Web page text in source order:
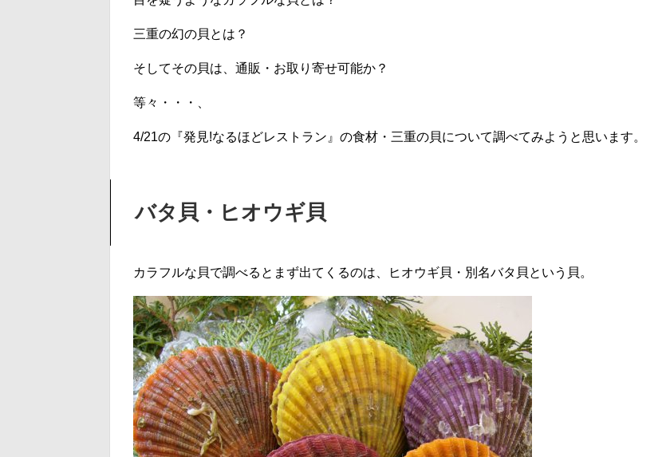
三重の幻の貝とは？
そしてその貝は、通販・お取り寄せ可能か？
等々・・・、
4/21の『発見!なるほどレストラン』の食材・三重の貝について調べてみようと思います。
バタ貝・ヒオウギ貝
カラフルな貝で調べるとまず出てくるのは、ヒオウギ貝・別名バタ貝という貝。